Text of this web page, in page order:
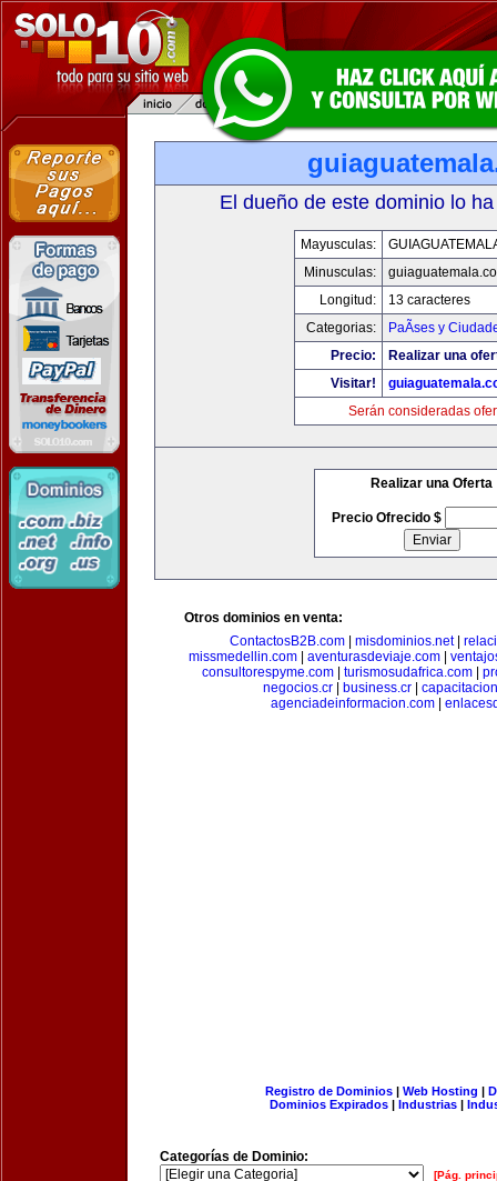
El dueño de este dominio lo
Mayusculas:
Minusculas:
Longitud:
13 caracteres
Categorias:
PaÃ­ses y
Precio:
Realizar una
Visitar!
Serán consideradas
Realizar una Oferta
Precio Ofrecido $
Otros dominios en venta:
ContactosB2B.com
misdominios.net|
missmedellin.com
aventurasdeviaje.com
consultorespyme.com| turismosudafrica.com|
negocios.cr| business.cr|
agenciadeinformacion.com
Registro de Dominios| Web Hosting |
Dominios Expirados | Industrias |
Categorías de Dominio:
[Pág.